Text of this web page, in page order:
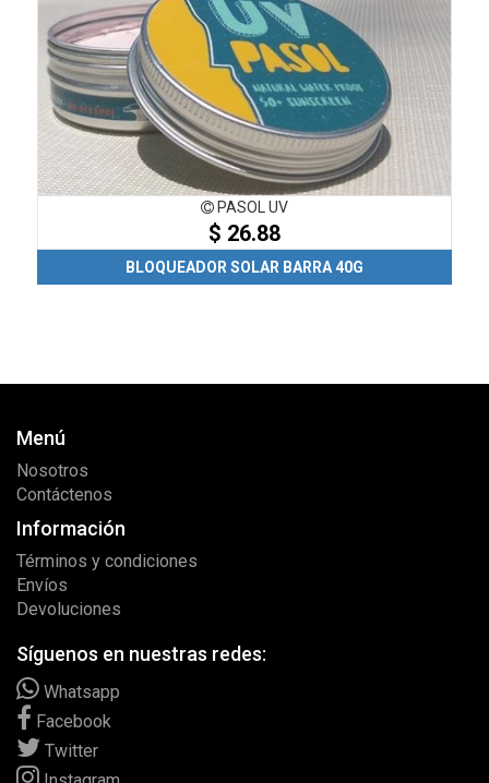
PASOL UV
$ 26.88
BLOQUEADOR SOLAR BARRA 40G
Menú
Nosotros
Contáctenos
Información
Términos y condiciones
Envíos
Devoluciones
Síguenos en nuestras redes:
Whatsapp
Facebook
Twitter